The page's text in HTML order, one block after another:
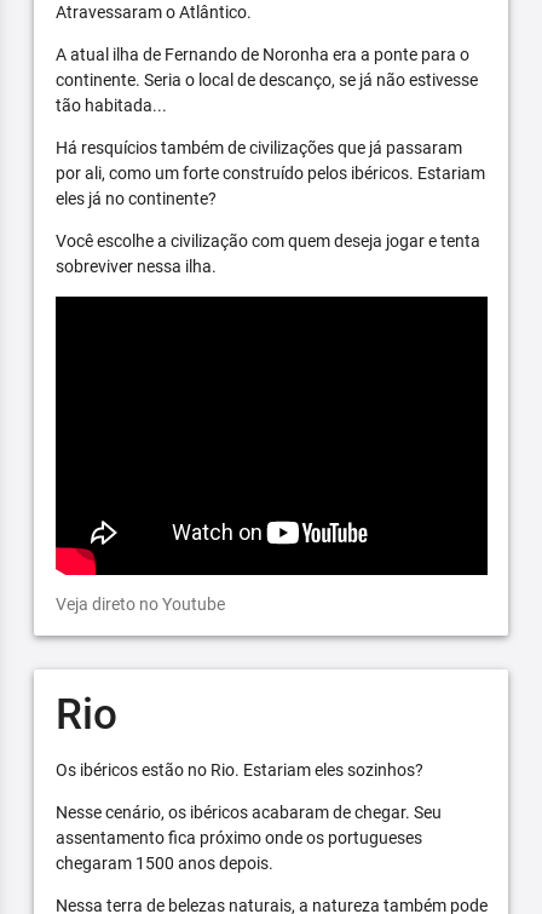
Atravessaram o Atlântico.
A atual ilha de Fernando de Noronha era a ponte para o
continente. Seria o local de descanço, se já não estivesse
tão habitada...
Há resquícios também de civilizações que já passaram
por ali, como um forte construído pelos ibéricos. Estariam
eles já no continente?
Você escolhe a civilização com quem deseja jogar e tenta
sobreviver nessa ilha.
Veja direto no Youtube
Rio
Os ibéricos estão no Rio. Estariam eles sozinhos?
Nesse cenário, os ibéricos acabaram de chegar. Seu
assentamento fica próximo onde os portugueses
chegaram 1500 anos depois.
Nessa terra de belezas naturais, a natureza também pode